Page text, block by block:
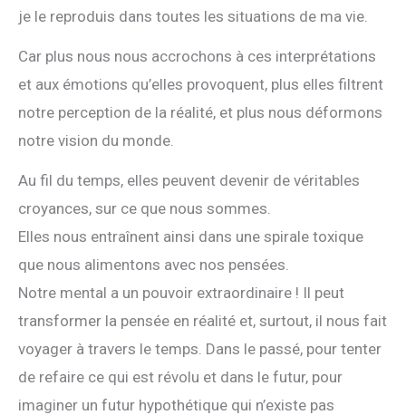
je le reproduis dans toutes les situations de ma vie.
Car plus nous nous accrochons à ces interprétations
et aux émotions qu’elles provoquent, plus elles filtrent
notre perception de la réalité, et plus nous déformons
notre vision du monde.
Au fil du temps, elles peuvent devenir de véritables
croyances, sur ce que nous sommes.
Elles nous entraînent ainsi dans une spirale toxique
que nous alimentons avec nos pensées.
Notre mental a un pouvoir extraordinaire ! Il peut
transformer la pensée en réalité et, surtout, il nous fait
voyager à travers le temps. Dans le passé, pour tenter
de refaire ce qui est révolu et dans le futur, pour
imaginer un futur hypothétique qui n’existe pas